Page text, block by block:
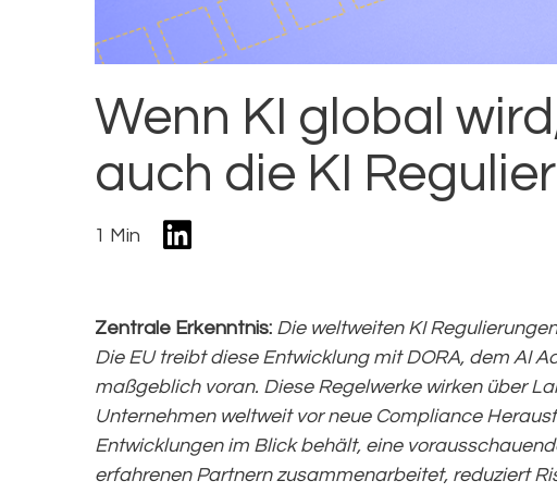
Wenn KI global
auch die KI
1 Min
Zentrale Erkenntnis: Die weltweiten KI
Die EU treibt diese Entwicklung mit DORA, dem AI
maßgeblich voran. Diese Regelwerke wirken über
Unternehmen weltweit vor neue Compliance
Entwicklungen im Blick behält, eine
erfahrenen Partnern zusammenarbeitet, reduziert